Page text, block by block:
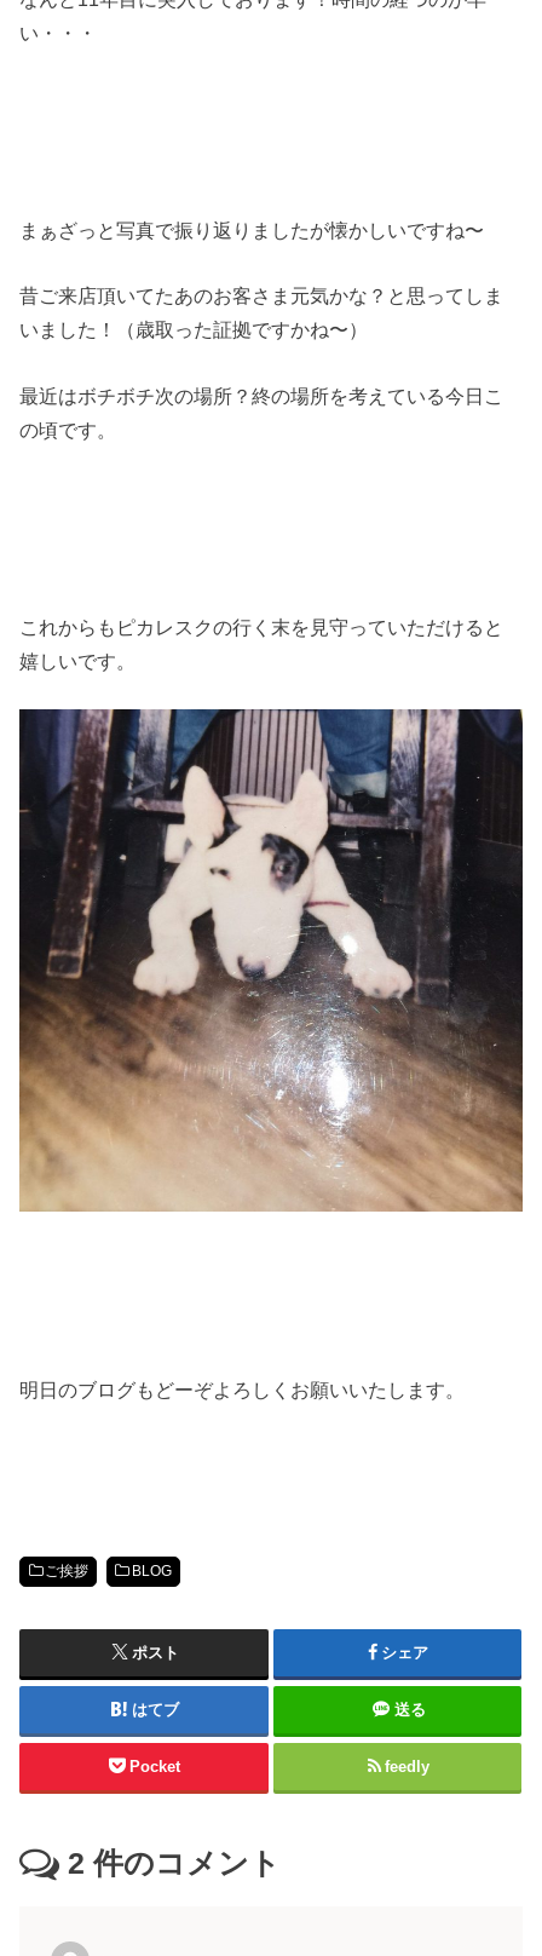
い・・・
まぁざっと写真で振り返りましたが懐かしいですね〜
昔ご来店頂いてたあのお客さま元気かな？と思ってしま
いました！（歳取った証拠ですかね〜）
最近はボチボチ次の場所？終の場所を考えている今日こ
の頃です。
これからもピカレスクの行く末を見守っていただけると
嬉しいです。
明日のブログもどーぞよろしくお願いいたします。
ご挨拶 BLOG
ポスト シェア
はてブ 送る
Pocket feedly
2 件のコメント